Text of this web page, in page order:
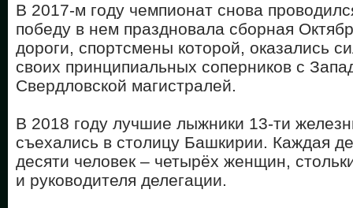
В 2017-м году чемпионат снова
победу в нем праздновала сборная
дороги, спортсмены которой, оказались
своих принципиальных соперников с
Свердловской магистралей.
В 2018 году лучшие лыжники 13-ти
съехались в столицу Башкирии. Каждая
десяти человек – четырёх женщин,
и руководителя делегации.